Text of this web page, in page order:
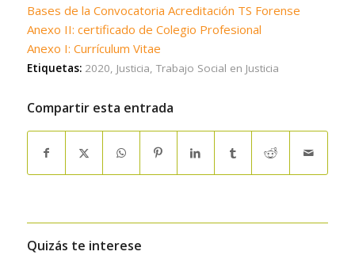
Bases de la Convocatoria Acreditación TS Forense
Anexo II: certificado de Colegio Profesional
Anexo I: Currículum Vitae
Etiquetas: 2020 Justicia Trabajo Social en Justicia
Compartir esta entrada
Quizás te interese